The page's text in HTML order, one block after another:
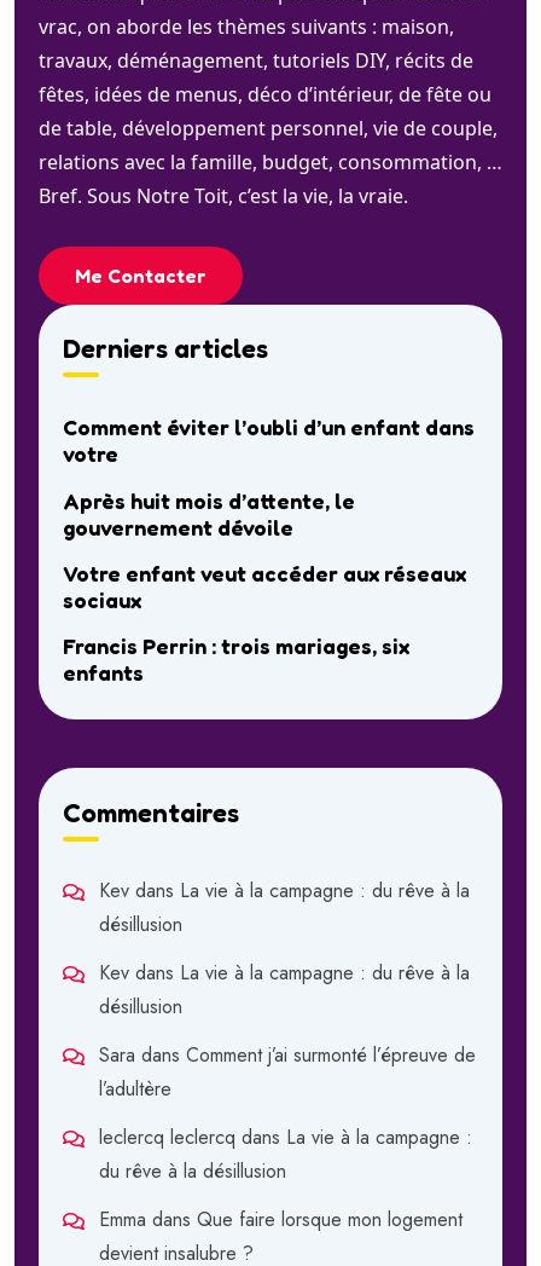
vrac, on aborde les thèmes suivants : maison,
travaux, déménagement, tutoriels DIY, récits de
fêtes, idées de menus, déco d’intérieur, de fête ou
de table, développement personnel, vie de couple,
relations avec la famille, budget, consommation, …
Bref. Sous Notre Toit, c’est la vie, la vraie.
Me Contacter
Derniers articles
Comment éviter l’oubli d’un enfant dans
votre
Après huit mois d’attente, le
gouvernement dévoile
Votre enfant veut accéder aux réseaux
sociaux
Francis Perrin : trois mariages, six
enfants
Commentaires
Kev dans La vie à la campagne : du rêve à la
désillusion
Kev dans La vie à la campagne : du rêve à la
désillusion
Sara dans Comment j’ai surmonté l’épreuve de
l’adultère
leclercq leclercq dans La vie à la campagne :
du rêve à la désillusion
Emma dans Que faire lorsque mon logement
devient insalubre ?